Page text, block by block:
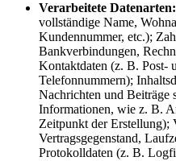
Verarbeitete Datenarten:
vollständige Name,
Kundennummer, etc.);
Bankverbindungen,
Kontaktdaten (z. B. Post-
Telefonnummern);
Nachrichten und Beiträge
Informationen, wie z. B.
Zeitpunkt der Erstellung);
Vertragsgegenstand,
Protokolldaten (z. B.